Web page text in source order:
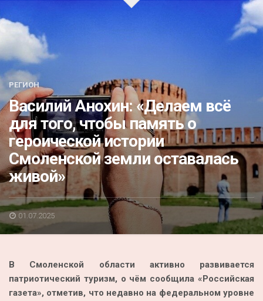
Факт
Неожиданный ракурс
Контакты
Люди родного края
Акция
К 70-летию районного Дома культуры
Конкурс
Люди родного края
Национальные проекты
Память
Перепись — 2020
РЕГИОН
Василий Анохин: «Делаем всё
для того, чтобы память о
героической истории
Смоленской земли оставалась
живой»
01.07.2025
В Смоленской области активно развивается
патриотический туризм, о чём сообщила «Российская
газета», отметив, что недавно на федеральном уровне